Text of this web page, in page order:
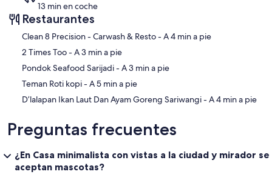
13 min en coche
Restaurantes
‪Clean 8 Precision - Carwash & Resto - ‬A 4 min a pie
‪2 Times Too - ‬A 3 min a pie
‪Pondok Seafood Sarijadi - ‬A 3 min a pie
‪Teman Roti kopi - ‬A 5 min a pie
‪D’lalapan Ikan Laut Dan Ayam Goreng Sariwangi - ‬A 4 min a pie
Preguntas frecuentes
¿En Casa minimalista con vistas a la ciudad y mirador se
aceptan mascotas?